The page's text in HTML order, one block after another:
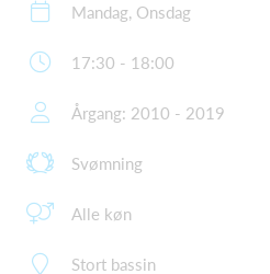
Mandag, Onsdag
17:30 - 18:00
Årgang: 2010 - 2019
Svømning
Alle køn
Stort bassin